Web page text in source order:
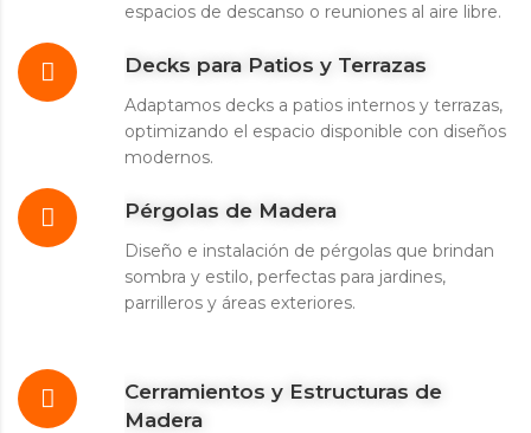
espacios de descanso o reuniones al aire libre.
Decks para Patios y Terrazas
Adaptamos decks a patios internos y terrazas,
optimizando el espacio disponible con diseños
modernos.
Pérgolas de Madera
Diseño e instalación de pérgolas que brindan
sombra y estilo, perfectas para jardines,
parrilleros y áreas exteriores.
Cerramientos y Estructuras de
Madera